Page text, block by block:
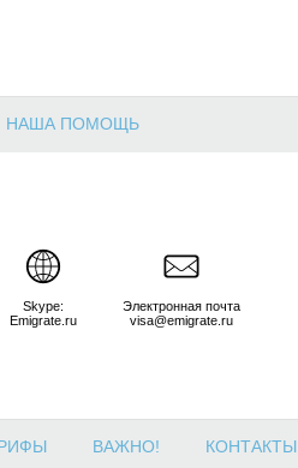
НАША ПОМОЩЬ
Skype:
Emigrate.ru
Электронная почта
visa@emigrate.ru
ВАЖНО! КОНТАКТЫ